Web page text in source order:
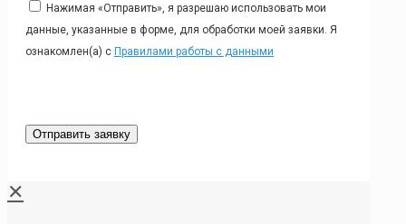
Нажимая «Отправить», я разрешаю использовать мои
данные, указанные в форме, для обработки моей заявки. Я
ознакомлен(а) с Правилами работы с данными
✕